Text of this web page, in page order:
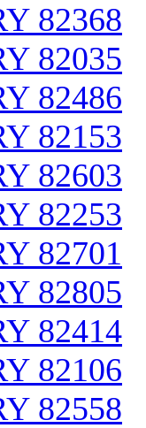
82368
82035
82486
82153
82603
82253
82701
82805
82414
82106
82558